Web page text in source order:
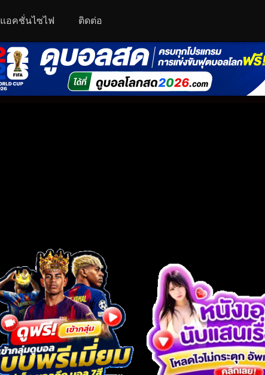
แอคชั่นไซไฟ ติดต่อ